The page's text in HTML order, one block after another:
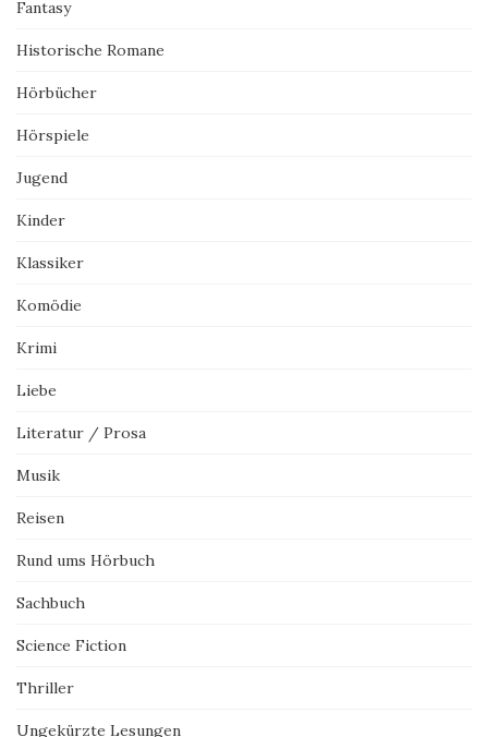
Fantasy
Historische Romane
Hörbücher
Hörspiele
Jugend
Kinder
Klassiker
Komödie
Krimi
Liebe
Literatur / Prosa
Musik
Reisen
Rund ums Hörbuch
Sachbuch
Science Fiction
Thriller
Ungekürzte Lesungen